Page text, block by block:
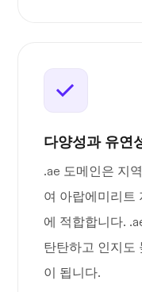
다양성과 유연
.ae 도메인은 지
여 아랍에미리트
에 적합합니다.
탄탄하고 인지도
이 됩니다.